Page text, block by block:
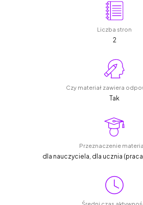
Liczba stron
2
Czy materiał zawiera
Tak
Przeznaczenie
dla nauczyciela, dla ucznia